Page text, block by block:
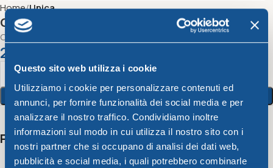
Questo sito web utilizza i cookie
Utilizziamo i cookie per personalizzare contenuti ed
annunci, per fornire funzionalità dei social media e per
analizzare il nostro traffico. Condividiamo inoltre
informazioni sul modo in cui utilizza il nostro sito con i
nostri partner che si occupano di analisi dei dati web,
pubblicità e social media, i quali potrebbero combinarle
Home Unica
Cestino pane cm 21X21Xh8 burro
CESTINO PANE BURRO cm 21X21Xh8
2,14
Aggiungi Al Carrello
Potrebbero interessarti anche